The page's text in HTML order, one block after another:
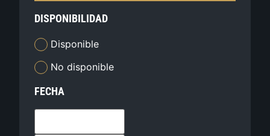
DISPONIBILIDAD
Disponible
No disponible
FECHA